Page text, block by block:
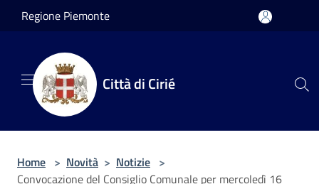
Salta al contenuto principale
Regione Piemonte
Città di Cirié
Home > Novità > Notizie >
Convocazione del Consiglio Comunale per mercoledì 16